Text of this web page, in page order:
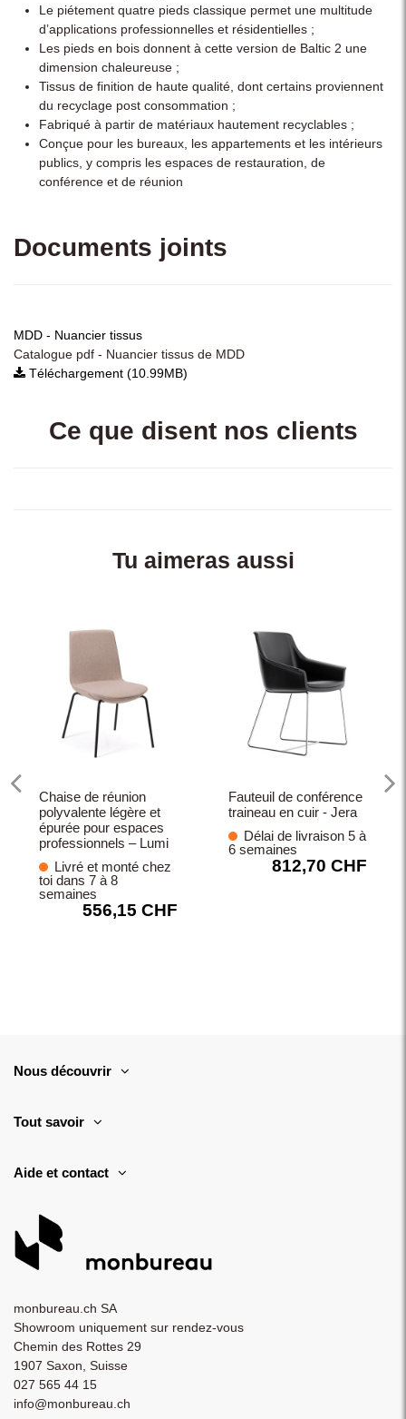
Le piétement quatre pieds classique permet une multitude
d’applications professionnelles et résidentielles ;
Les pieds en bois donnent à cette version de Baltic 2 une
dimension chaleureuse ;
Tissus de finition de haute qualité, dont certains proviennent
du recyclage post consommation ;
Fabriqué à partir de matériaux hautement recyclables ;
Conçue pour les bureaux, les appartements et les intérieurs
publics, y compris les espaces de restauration, de
conférence et de réunion
Documents joints
MDD - Nuancier tissus
Catalogue pdf - Nuancier tissus de MDD
Téléchargement (10.99MB)
Ce que disent nos clients
Tu aimeras aussi
Chaise de réunion
polyvalente légère et
épurée pour espaces
professionnels – Lumi
Livré et monté chez
toi dans 7 à 8
semaines
556,15 CHF
Fauteuil de conférence
traineau en cuir - Jera
Délai de livraison 5 à
6 semaines
812,70 CHF
Nous découvrir
Tout savoir
Aide et contact
monbureau.ch SA
Showroom uniquement sur rendez-vous
Chemin des Rottes 29
1907 Saxon, Suisse
027 565 44 15
info@monbureau.ch